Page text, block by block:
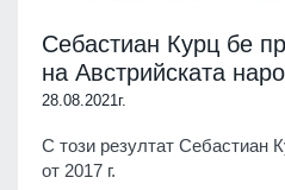
Себастиан Курц бе
на Австрийската
28.08.2021г.
С този резултат Себастиан
от 2017 г.